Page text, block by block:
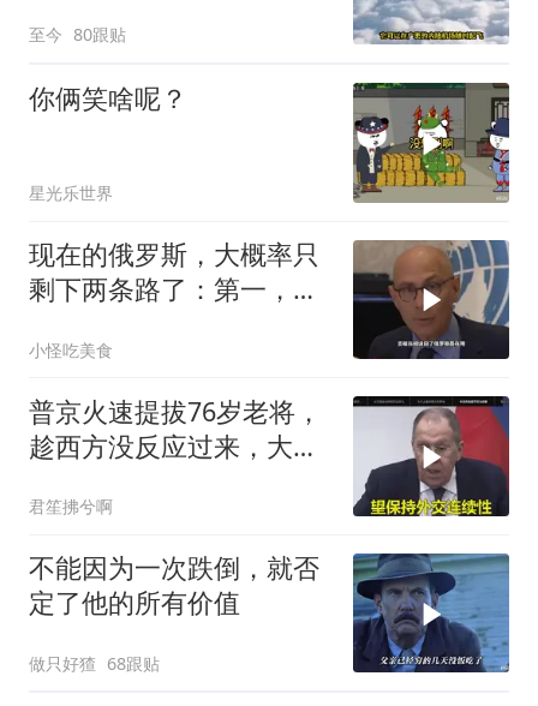
至今 80跟贴
你俩笑啥呢？
星光乐世界
现在的俄罗斯，大概率只
剩下两条路了：第一，把
小怪吃美食
普京火速提拔76岁老将，
趁西方没反应过来，大鹅
君笙拂兮啊
不能因为一次跌倒，就否
定了他的所有价值
做只好猹 68跟贴